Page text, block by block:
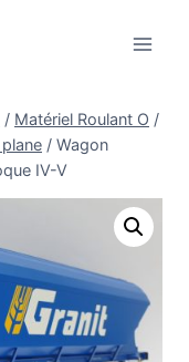
/ Matériel Roulant O /
/ Wagon
IV-V